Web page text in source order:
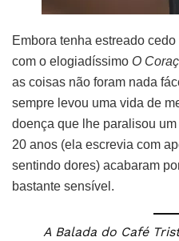
Embora tenha estreado
com o elogiadíssimo O
as coisas não foram nada
sempre levou uma vida de
doença que lhe paralisou
20 anos (ela escrevia com
sentindo dores) acabaram
bastante sensível.
A Balada do Café